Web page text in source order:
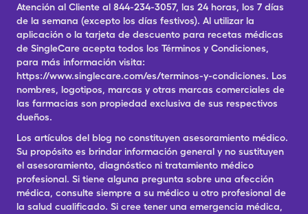
Atención al Cliente al 844-234-3057, las 24 horas, los 7 días
de la semana (excepto los días festivos). Al utilizar la
aplicación o la tarjeta de descuento para recetas médicas
de SingleCare acepta todos los Términos y Condiciones,
para más información visita:
https://www.singlecare.com/es/terminos-y-condiciones. Los
nombres, logotipos, marcas y otras marcas comerciales de
las farmacias son propiedad exclusiva de sus respectivos
dueños.
Los artículos del blog no constituyen asesoramiento médico.
Su propósito es brindar información general y no sustituyen
el asesoramiento, diagnóstico ni tratamiento médico
profesional. Si tiene alguna pregunta sobre una afección
médica, consulte siempre a su médico u otro profesional de
la salud cualificado. Si cree tener una emergencia médica,